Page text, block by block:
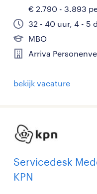
€ 2.790 - 3.893
32 - 40 uur, 4 - 5
MBO
Arriva
bekijk vacature
Servicedesk
KPN